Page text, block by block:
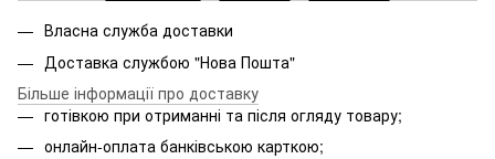
Власна служба доставки
Доставка службою "Нова Пошта"
Більше інформації про доставку
готівкою при отриманні та після огляду товару;
онлайн-оплата банківською карткою;